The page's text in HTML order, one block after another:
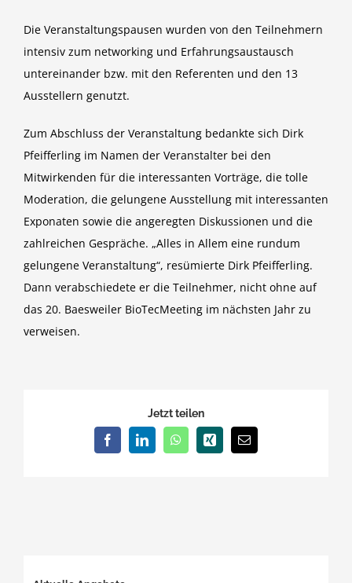
Die Veranstaltungspausen wurden von den Teilnehmern
intensiv zum networking und Erfahrungsaustausch
untereinander bzw. mit den Referenten und den 13
Ausstellern genutzt.
Zum Abschluss der Veranstaltung bedankte sich Dirk
Pfeifferling im Namen der Veranstalter bei den
Mitwirkenden für die interessanten Vorträge, die tolle
Moderation, die gelungene Ausstellung mit interessanten
Exponaten sowie die angeregten Diskussionen und die
zahlreichen Gespräche. „Alles in Allem eine rundum
gelungene Veranstaltung“, resümierte Dirk Pfeifferling.
Dann verabschiedete er die Teilnehmer, nicht ohne auf
das 20. Baesweiler BioTecMeeting im nächsten Jahr zu
verweisen.
Jetzt teilen
FacebookLinkedInWhatsApp
Xing
E-
Mail